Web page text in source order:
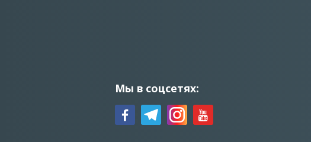
Мы в соцсетях: